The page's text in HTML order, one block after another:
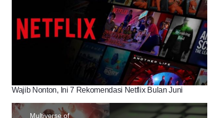
Wajib Nonton, Ini 7 Rekomendasi Netflix Bulan Juni
Multiverse of